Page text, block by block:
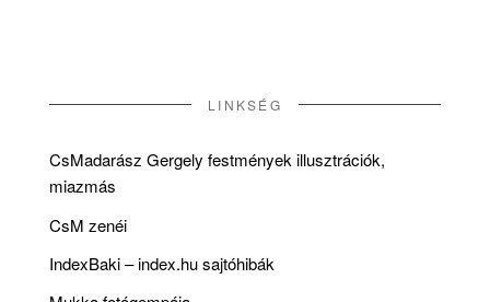
LINKSÉG
CsMadarász Gergely festmények illusztrációk,
miazmás
CsM zenéi
IndexBaki – index.hu sajtóhibák